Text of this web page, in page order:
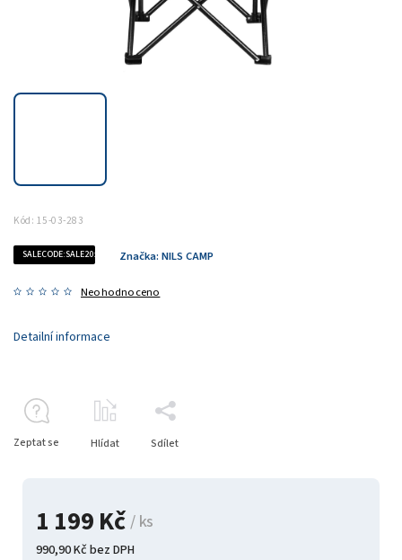
Kód: 15-03-283
SALECODE:SALE20:20:%
Neohodnoceno
Značka: NILS CAMP
1 199 Kč/ ks
990,90 Kč bez DPH
Detailní informace
Zeptat se Hlídat Sdílet